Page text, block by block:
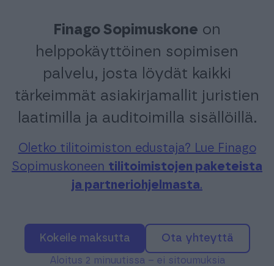
Finago Sopimuskone on
helppokäyttöinen sopimisen
palvelu, josta löydät kaikki
tärkeimmät asiakirjamallit juristien
laatimilla ja auditoimilla sisällöillä.
Oletko tilitoimiston edustaja? Lue Finago
Sopimuskoneen tilitoimistojen paketeista
ja partneriohjelmasta.
Kokeile maksutta Ota yhteyttä
Aloitus 2 minuutissa – ei sitoumuksia